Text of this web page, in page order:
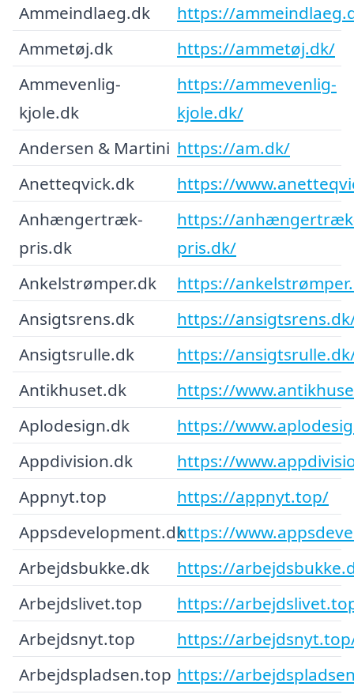
Ammeindlaeg.dk
https://
Ammetøj.dk
https://ammetøj.dk/
Ammevenlig-
kjole.dk
https://ammevenlig-
kjole.dk/
Andersen & Martini https://am.dk/
Anetteqvick.dk
https://
Anhængertræk-
pris.dk
https://
pris.dk/
Ankelstrømper.dk
https://
Ansigtsrens.dk
https://
Ansigtsrulle.dk
https://
Antikhuset.dk
https://
Aplodesign.dk
https://
Appdivision.dk
https://
Appnyt.top
https://appnyt.top/
Appsdevelopment.dkhttps://
Arbejdsbukke.dk
https://
Arbejdslivet.top
https://
Arbejdsnyt.top
https://
Arbejdspladsen.top https://